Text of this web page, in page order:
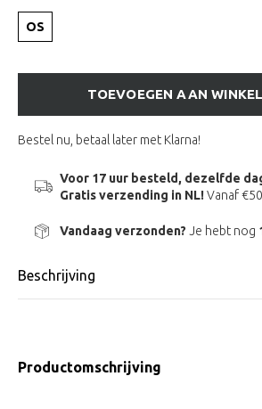
OS
TOEVOEGEN AAN
Bestel nu, betaal later met Klarna!
Voor 17 uur besteld, dezelfde
Gratis verzending in NL!Vanaf
Vandaag verzonden? Je hebt nog
Beschrijving
Productomschrijving